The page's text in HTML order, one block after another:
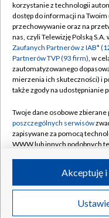
Abonament TVP
Emisja w TVP
Centrum informacji
Naziemna Telewizja
Rada Programowa
System NOS
Informacje o nadawcy
Program dla prasy
Ogłoszenie
©2026
korzystanie z technologii
dostęp do informacji na
przechowywanie oraz na
nas, czyli Telewizję Polską
Zaufanych Partnerów z IAB*
Partnerów TVP (93 firm), w
zautomatyzowanego
mierzenia ich skuteczności) i
także zgody na udostępnianie
Twoje dane osobowe
poszczególnych serwisów
zapisywane za pomocą
WWW lub innych podobnych
ruchu w Internecie.
Twoje dane osobowe
poszczególnych serwisówna
Akceptuję i